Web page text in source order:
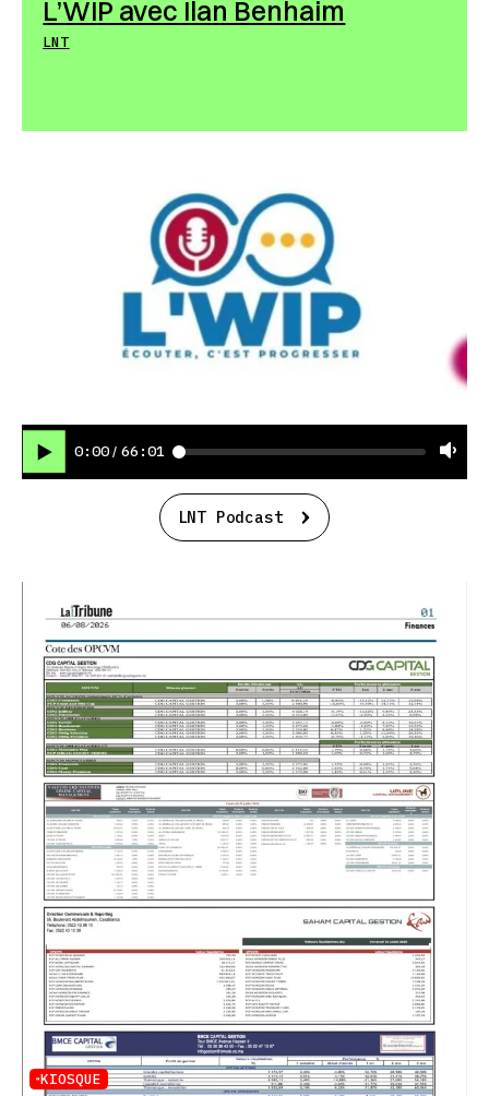
L’WIP avec Ilan Benhaim
LNT
0:00 / 66:01
LNT Podcast
KIOSQUE